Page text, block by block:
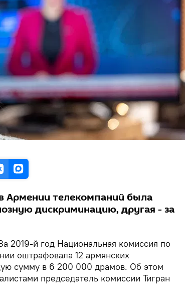
Армении телекомпаний была
дискриминацию, другая - за
2019-й год Национальная комиссия по
оштрафовала 12 армянских
сумму в 6 200 000 драмов. Об этом
председатель комиссии Тигран